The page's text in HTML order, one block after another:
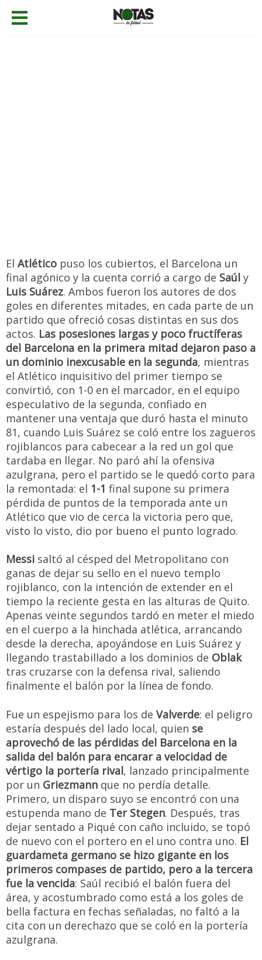
El Atlético puso los cubiertos, el Barcelona un
final agónico y la cuenta corrió a cargo de Saúl y
Luis Suárez. Ambos fueron los autores de dos
goles en diferentes mitades, en cada parte de un
partido que ofreció cosas distintas en sus dos
actos. Las posesiones largas y poco fructíferas
del Barcelona en la primera mitad dejaron paso a
un dominio inexcusable en la segunda, mientras
el Atlético inquisitivo del primer tiempo se
convirtió, con 1-0 en el marcador, en el equipo
especulativo de la segunda, confiado en
mantener una ventaja que duró hasta el minuto
81, cuando Luis Suárez se coló entre los zagueros
rojiblancos para cabecear a la red un gol que
tardaba en llegar. No paró ahí la ofensiva
azulgrana, pero el partido se le quedó corto para
la remontada: el 1-1 final supone su primera
pérdida de puntos de la temporada ante un
Atlético que vio de cerca la victoria pero que,
visto lo visto, dio por bueno el punto logrado.
Messi saltó al césped del Metropolitano con
ganas de dejar su sello en el nuevo templo
rojiblanco, con la intención de extender en el
tiempo la reciente gesta en las alturas de Quito.
Apenas veinte segundos tardó en meter el miedo
en el cuerpo a la hinchada atlética, arrancando
desde la derecha, apoyándose en Luis Suárez y
llegando trastabillado a los dominios de Oblak
tras cruzarse con la defensa rival, saliendo
finalmente el balón por la línea de fondo.
Fue un espejismo para los de Valverde: el peligro
estaría después del lado local, quien se
aprovechó de las pérdidas del Barcelona en la
salida del balón para encarar a velocidad de
vértigo la portería rival, lanzado principalmente
por un Griezmann que no perdía detalle.
Primero, un disparo suyo se encontró con una
estupenda mano de Ter Stegen. Después, tras
dejar sentado a Piqué con caño incluido, se topó
de nuevo con el portero en el uno contra uno. El
guardameta germano se hizo gigante en los
primeros compases de partido, pero a la tercera
fue la vencida: Saúl recibió el balón fuera del
área, y acostumbrado como está a los goles de
bella factura en fechas señaladas, no faltó a la
cita con un derechazo que se coló en la portería
azulgrana.